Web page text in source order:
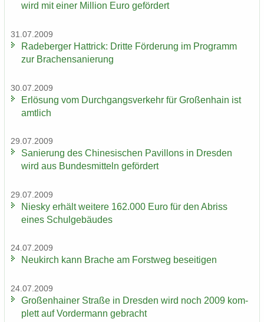
wird mit einer Mil­li­on Euro ge­för­dert
31.07.2009
Ra­de­ber­ger Hat­trick: Drit­te För­de­rung im Pro­gramm
zur Bra­chen­sa­nie­rung
30.07.2009
Er­lö­sung vom Durch­gangs­ver­kehr für Gro­ßen­hain ist
amt­lich
29.07.2009
Sa­nie­rung des Chi­ne­si­schen Pa­vil­lons in Dres­den
wird aus Bun­des­mit­teln ge­för­dert
29.07.2009
Nies­ky er­hält wei­te­re 162.000 Euro für den Ab­riss
eines Schul­ge­bäu­des
24.07.2009
Neu­kirch kann Bra­che am Forst­weg be­sei­ti­gen
24.07.2009
Gro­ßen­hai­ner Stra­ße in Dres­den wird noch 2009 kom­
plett auf Vor­der­mann ge­bracht